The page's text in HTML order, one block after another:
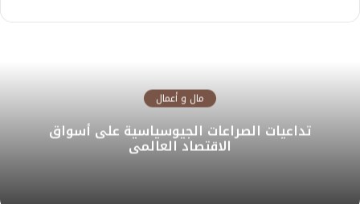
مال و أعمال
تداعيات الصراعات الجيوسياسية على أسواق
الاقتصاد العالمي